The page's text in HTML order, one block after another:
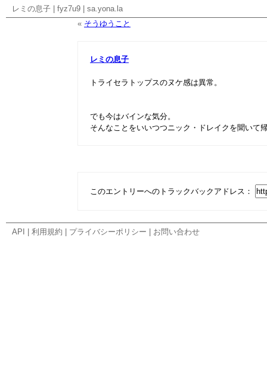
レミの息子 fyz7u9
sa.yona.la
« そうゆうこと
レミの息子
トライセラトップスのヌケ感は異常。
でも今はバインな気分。
そんなことをいいつつニック・ドレイクを聞いて
このエントリーへのトラックバックアドレス：
API 利用規約 プライバシーポリシー お問い合わせ